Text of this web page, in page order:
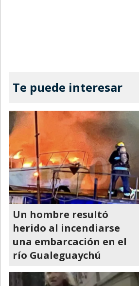
Te puede interesar
Un hombre resultó
herido al incendiarse
una embarcación en el
río Gualeguaychú